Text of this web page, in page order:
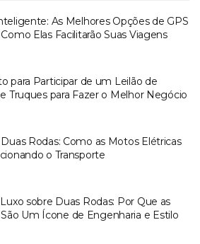
As Melhores Opções de GPS
Elas Facilitarão Suas Viagens
para Participar de um Leilão de
Truques para Fazer o Melhor Negócio
Rodas: Como as Motos Elétricas
o Transporte
sobre Duas Rodas: Por Que as
Um Ícone de Engenharia e Estilo